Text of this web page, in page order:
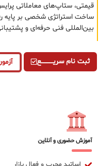
قیمتی، ستاپ‌های معاملاتی
ساخت استراتژی شخصی بر پایه
بین‌المللی فنی حرفه‌ای و
ثبت نام سریــــــــــــع
آموزش حضوری و آنلاین